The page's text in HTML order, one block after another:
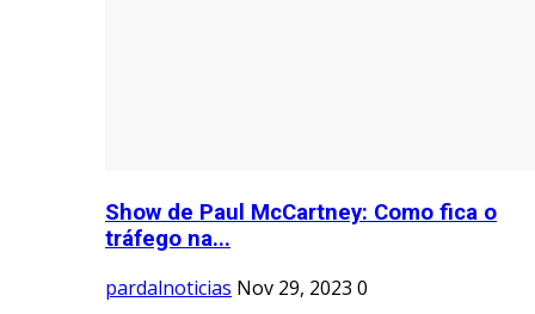
Show de Paul McCartney: Como fica o
tráfego na...
pardalnoticias Nov 29, 2023 0